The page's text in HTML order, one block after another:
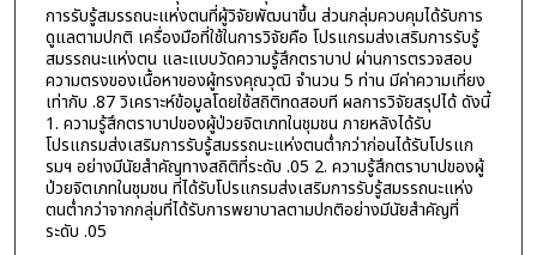
การรับรู้สมรรถนะแห่งตนที่ผู้วิจัยพัฒนาขึ้น ส่วนกลุ่มควบคุมได้รับการ
ดูแลตามปกติ เครื่องมือที่ใช้ในการวิจัยคือ โปรแกรมส่งเสริมการรับรู้
สมรรถนะแห่งตน และแบบวัดความรู้สึกตราบาป ผ่านการตรวจสอบ
ความตรงของเนื้อหาของผู้ทรงคุณวุฒิ จำนวน 5 ท่าน มีค่าความเที่ยง
เท่ากับ .87 วิเคราะห์ข้อมูลโดยใช้สถิติทดสอบที ผลการวิจัยสรุปได้ ดังนี้
1. ความรู้สึกตราบาปของผู้ป่วยจิตเภทในชุมชน ภายหลังได้รับ
โปรแกรมส่งเสริมการรับรู้สมรรถนะแห่งตนต่ำกว่าก่อนได้รับโปรแก
รมฯ อย่างมีนัยสำคัญทางสถิติที่ระดับ .05 2. ความรู้สึกตราบาปของผู้
ป่วยจิตเภทในชุมชน ที่ได้รับโปรแกรมส่งเสริมการรับรู้สมรรถนะแห่ง
ตนต่ำกว่าจากกลุ่มที่ได้รับการพยาบาลตามปกติอย่างมีนัยสำคัญที่
ระดับ .05